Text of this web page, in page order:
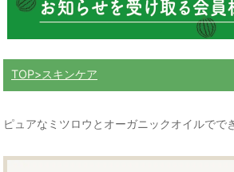
TOP スキンケア
ピュアなミツロウとオーガニックオイルでで